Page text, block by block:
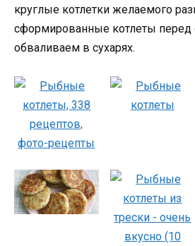
круглые котлетки желаемого
сформированные котлеты перед
обваливаем в сухарях.